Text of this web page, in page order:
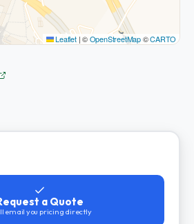
Leaflet |©OpenStreetMap©CARTO
a Quote
email you pricing directly